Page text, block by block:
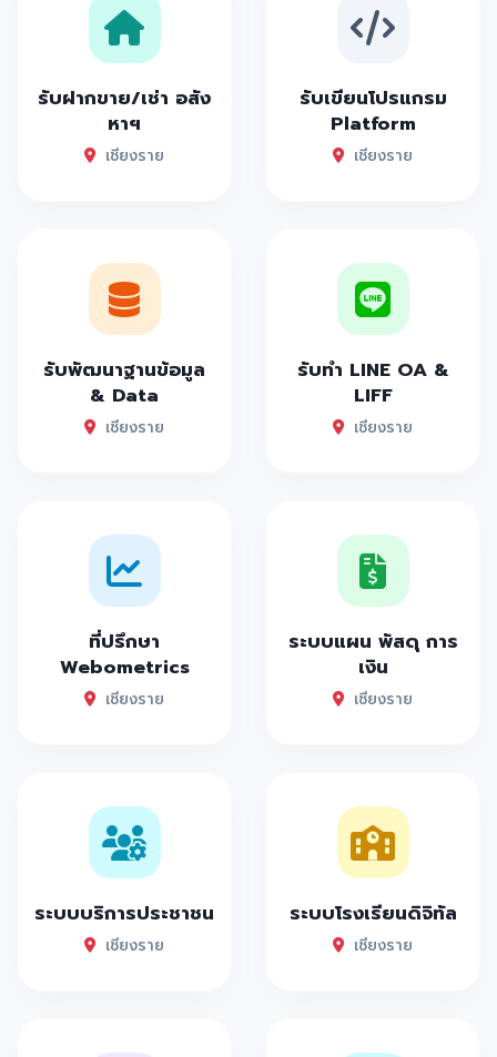
รับฝากขาย/เช่า อสัง
หาฯ
เชียงราย
รับเขียนโปรแกรม
Platform
เชียงราย
รับพัฒนาฐานข้อมูล
& Data
เชียงราย
รับทำ LINE OA &
LIFF
เชียงราย
ที่ปรึกษา
Webometrics
เชียงราย
ระบบแผน พัสดุ การ
เงิน
เชียงราย
ระบบบริการประชาชน
เชียงราย
ระบบโรงเรียนดิจิทัล
เชียงราย